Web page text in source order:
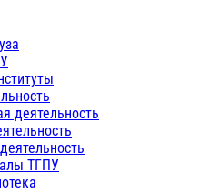
деятельность
ТГПУ